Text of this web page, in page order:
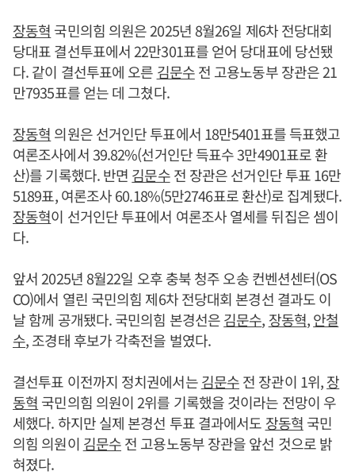
장동혁 국민의힘 의원은 2025년 8월26일 제6차 전당대회
당대표 결선투표에서 22만301표를 얻어 당대표에 당선됐
다. 같이 결선투표에 오른 김문수전 고용노동부 장관은 21
만7935표를 얻는 데 그쳤다.
장동혁 의원은 선거인단 투표에서 18만5401표를 득표했고
여론조사에서 39.82%(선거인단 득표수 3만4901표로 환
산)를 기록했다. 반면 김문수전 장관은 선거인단 투표 16만
5189표, 여론조사 60.18%(5만2746표로 환산)로 집계됐다.
장동혁이 선거인단 투표에서 여론조사 열세를 뒤집은 셈이
다.
앞서 2025년 8월22일 오후 충북 청주 오송 컨벤션센터(OS
CO)에서 열린 국민의힘 제6차 전당대회 본경선 결과도 이
날 함께 공개됐다. 국민의힘 본경선은김문수, 장동혁,안철
수, 조경태 후보가 각축전을 벌였다.
결선투표 이전까지 정치권에서는김문수전 장관이 1위,장
동혁 국민의힘 의원이 2위를 기록했을 것이라는 전망이 우
세했다. 하지만 실제 본경선 투표 결과에서도 장동혁 국민
의힘 의원이 김문수전 고용노동부 장관을 앞선 것으로 밝
혀졌다.